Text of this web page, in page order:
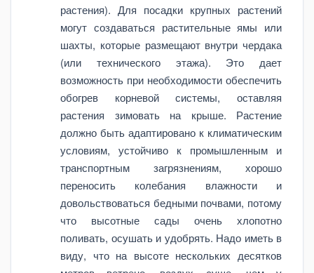
растения). Для посадки крупных растений
могут создаваться растительные ямы или
шахты, которые размещают внутри чердака
(или технического этажа). Это дает
возможность при необходимости обеспечить
обогрев корневой системы, оставляя
растения зимовать на крыше. Растение
должно быть адаптировано к климатическим
условиям, устойчиво к промышленным и
транспортным загрязнениям, хорошо
переносить колебания влажности и
довольствоваться бедными почвами, потому
что высотные сады очень хлопотно
поливать, осушать и удобрять. Надо иметь в
виду, что на высоте нескольких десятков